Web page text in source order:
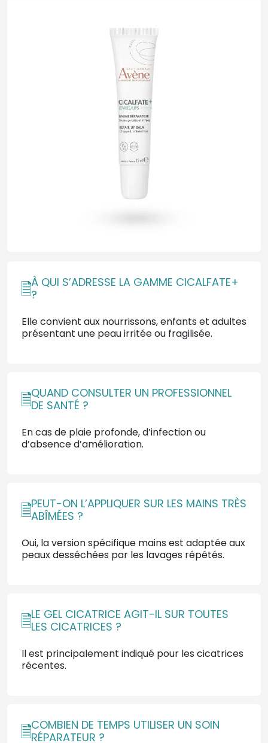
À QUI S’ADRESSE LA GAMME CICALFATE+
?
Elle convient aux nourrissons, enfants et adultes
présentant une peau irritée ou fragilisée.
QUAND CONSULTER UN PROFESSIONNEL
DE SANTÉ ?
En cas de plaie profonde, d’infection ou
d’absence d’amélioration.
PEUT-ON L’APPLIQUER SUR LES MAINS TRÈS
ABÎMÉES ?
Oui, la version spécifique mains est adaptée aux
peaux desséchées par les lavages répétés.
LE GEL CICATRICE AGIT-IL SUR TOUTES
LES CICATRICES ?
Il est principalement indiqué pour les cicatrices
récentes.
COMBIEN DE TEMPS UTILISER UN SOIN
RÉPARATEUR ?